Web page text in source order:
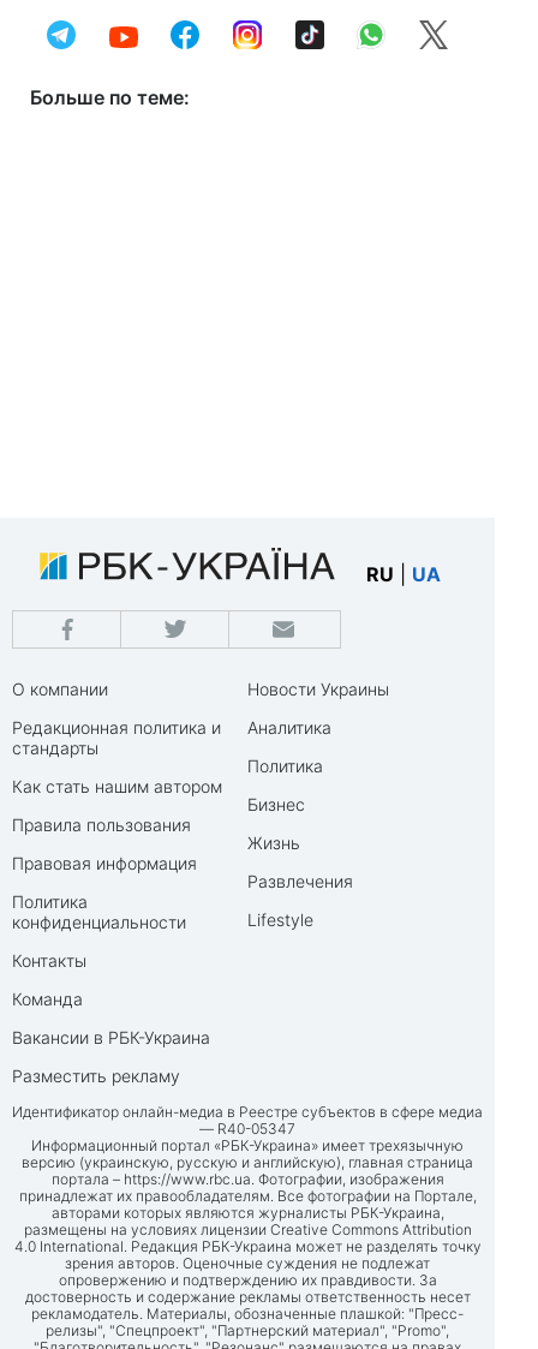
Больше по теме:
RU UA
О компании
Редакционная политика и
стандарты
Как стать нашим автором
Правила пользования
Правовая информация
Политика
конфиденциальности
Контакты
Команда
Вакансии в РБК-Украина
Разместить рекламу
Новости Украины
Аналитика
Политика
Бизнес
Жизнь
Развлечения
Lifestyle
Идентификатор онлайн-медиа в Реестре субъектов в сфере медиа
— R40-05347
Информационный портал «РБК-Украина» имеет трехязычную
версию (украинскую, русскую и английскую), главная страница
портала – https://www.rbc.ua. Фотографии, изображения
принадлежат их правообладателям. Все фотографии на Портале,
авторами которых являются журналисты РБК-Украина,
размещены на условиях лицензии Creative Commons Attribution
4.0 International. Редакция РБК-Украина может не разделять точку
зрения авторов. Оценочные суждения не подлежат
опровержению и подтверждению их правдивости. За
достоверность и содержание рекламы ответственность несет
рекламодатель. Материалы, обозначенные плашкой: "Пресс-
релизы", "Спецпроект", "Партнерский материал", "Promo",